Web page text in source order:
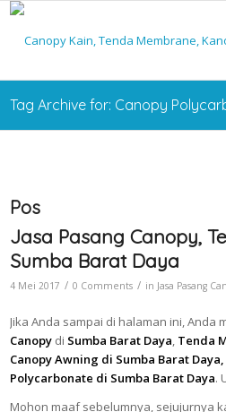
Tag Archive for: Canopy
Pos
Jasa Pasang Canopy,
Sumba Barat Daya
4 Mei 2017 / 0 Comments / in Jasa Pasang
Jika Anda sampai di halaman ini,
Canopy di Sumba Barat Daya, Tenda
Canopy Awning di Sumba Barat
Polycarbonate di Sumba Barat Daya.
Mohon maaf sebelumnya, sejujurnya